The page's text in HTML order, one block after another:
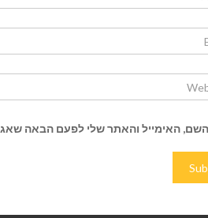
האימייל והאתר שלי לפעם הבאה